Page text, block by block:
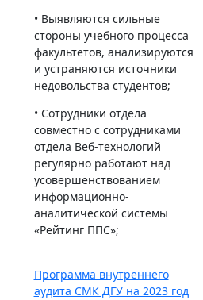
• Выявляются сильные
стороны учебного процесса
факультетов, анализируются
и устраняются источники
недовольства студентов;
• Сотрудники отдела
совместно с сотрудниками
отдела Веб-технологий
регулярно работают над
усовершенствованием
информационно-
аналитической системы
«Рейтинг ППС»;
Программа внутреннего
аудита СМК ДГУ на 2023 год